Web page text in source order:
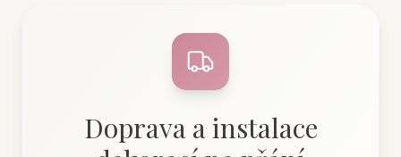
Doprava a instalace